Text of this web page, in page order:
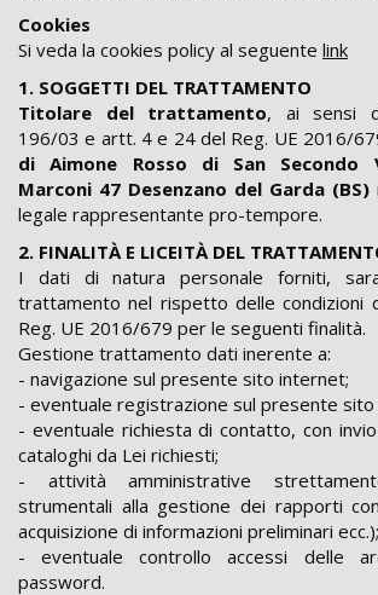
Cookies
Si veda la cookies policy al seguente link
1. SOGGETTI DEL TRATTAMENTO
Titolare del trattamento, ai sensi
196/03 e artt. 4 e 24 del Reg. UE 2016/
di Aimone Rosso di San Secondo
Marconi 47 Desenzano del Garda (BS)
legale rappresentante pro-tempore.
2. FINALITÀ E LICEITÀ DEL
I dati di natura personale forniti,
trattamento nel rispetto delle condizioni
Reg. UE 2016/679 per le seguenti finalità.
Gestione trattamento dati inerente a:
- navigazione sul presente sito internet;
- eventuale registrazione sul presente
- eventuale richiesta di contatto, con
cataloghi da Lei richiesti;
- attività amministrative
strumentali alla gestione dei rapporti
acquisizione di informazioni preliminari ecc.);
- eventuale controllo accessi delle
password.